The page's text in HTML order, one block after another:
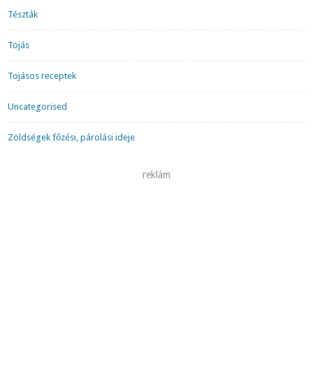
Tészták
Tojás
Tojásos receptek
Uncategorised
Zöldségek főzési, párolási ideje
reklám